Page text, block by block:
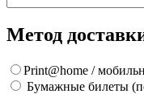
Метод
Print@home /
Бумажные билеты